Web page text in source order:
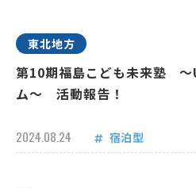
東北地方
第10期福島こども未来塾 ～
ム～ 活動報告！
2024.08.24 宿泊型